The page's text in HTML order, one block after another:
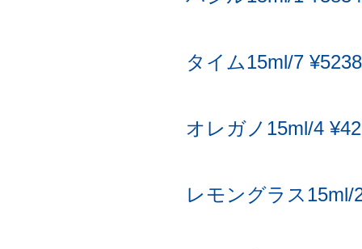
タイム15ml/7 ¥5238
オレガノ15ml/4
レモングラス15ml/